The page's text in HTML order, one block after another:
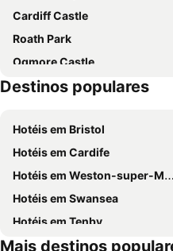
Cardiff Castle
Roath Park
Ogmore Castle
National History Museum
Doctor Who Experience
The National Showcaves Centre for Wales
Cardiff Winter Wonderland
Destinos populares
Hotéis em Bristol
Hotéis em Cardife
Hotéis em Weston-super-Mare
Hotéis em Swansea
Hotéis em Tenby
Mais destinos